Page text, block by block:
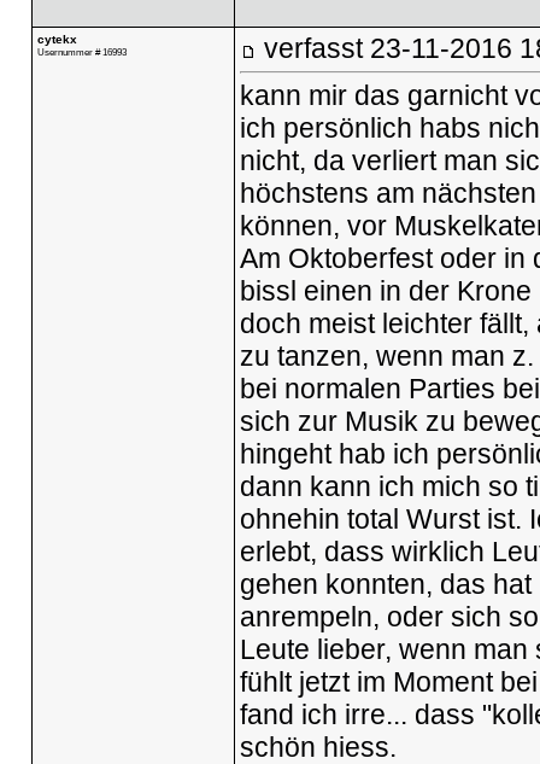
cytekx
Usernummer # 16993 verfasst 23-11-2016
kann mir das garnicht
ich persönlich habs
nicht, da verliert man
höchstens am
können, vor
Am Oktoberfest oder in
bissl einen in der
doch meist leichter
zu tanzen, wenn man
bei normalen Parties
sich zur Musik zu
hingeht hab ich
dann kann ich mich so
ohnehin total Wurst ist.
erlebt, dass wirklich
gehen konnten, das
anrempeln, oder sich
Leute lieber, wenn
fühlt jetzt im Moment
fand ich irre... dass
schön hiess.